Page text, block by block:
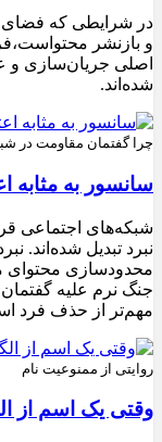
در شرایطی که فضای
و بازنشر
اصلی جریان‌سازی و
شده‌اند.
چرا گفتمان مقاومت در
سانسور به مثابه
شبکه‌های اجتماعی
نبرد تبدیل شده‌اند.
محدودسازی محتوای
جنگ نرم علیه
مهم‌تر از حذف فرد
روایتی از ممنوعیت نام
وقتی یک اسم از